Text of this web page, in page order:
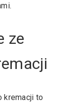
ze
kremacji to